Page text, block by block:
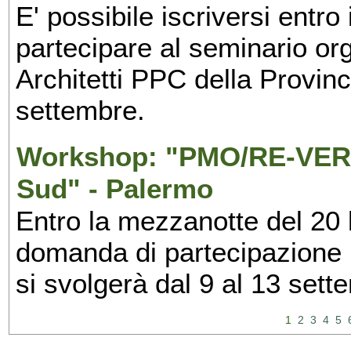
E' possibile iscriversi
partecipare al seminario
Architetti PPC della
settembre.
Workshop: "PMO/RE-
Sud" - Palermo
Entro la mezzanotte del
domanda di
si svolgerà dal 9 al 13
1 2 3 4 5